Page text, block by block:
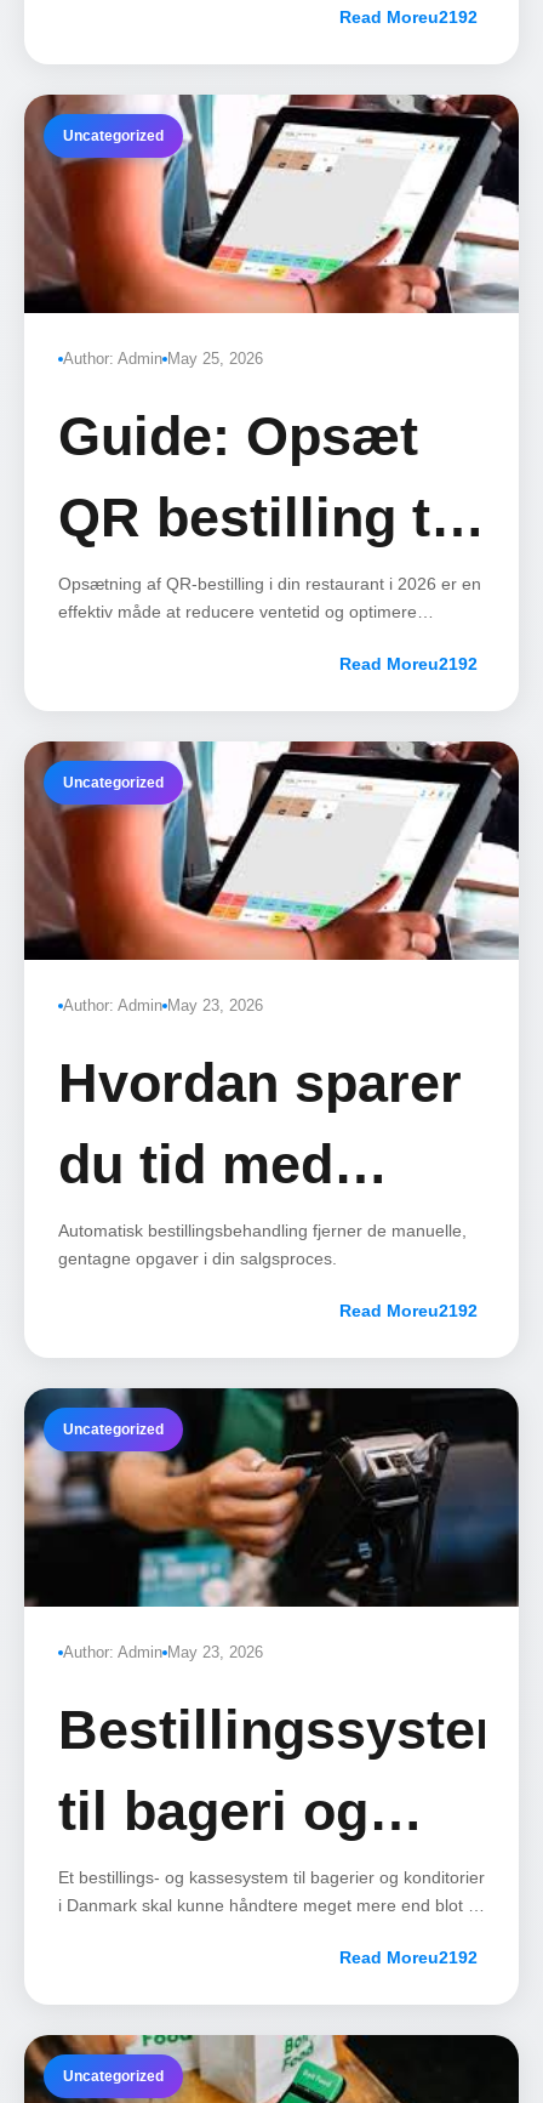
Read More
Uncategorized
Author: Admin May 25, 2026
Guide: Opsæt
QR bestilling til
din restaurant
Opsætning af QR-bestilling i din restaurant i 2026 er en
effektiv måde at reducere ventetid og optimere
Read More
Uncategorized
Author: Admin May 23, 2026
Hvordan sparer
du tid med
automatisk
Automatisk bestillingsbehandling fjerner de manuelle,
gentagne opgaver i din salgsproces.
Read More
Uncategorized
Author: Admin May 23, 2026
Bestillingssystem
til bageri og
konditori i
Et bestillings- og kassesystem til bagerier og konditorier
i Danmark skal kunne håndtere meget mere end blot et
Read More
Uncategorized